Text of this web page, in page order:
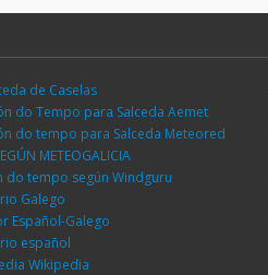
de Caselas
do Tempo para Salceda Aemet
do tempo para Salceda Meteored
METEOGALICIA
do tempo según Windguru
Galego
Español-Galego
español
Wikipedia